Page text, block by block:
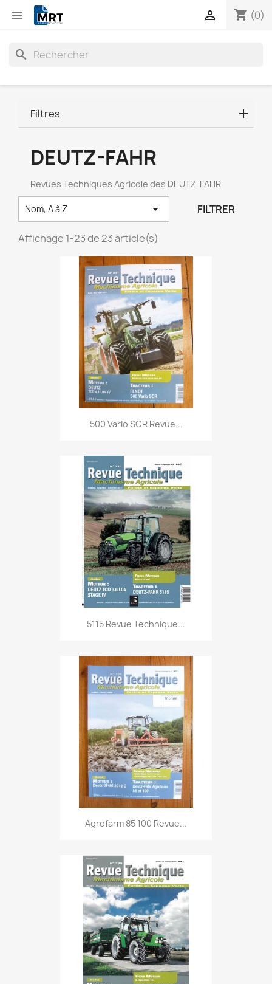
 shopping_cart (0)

search
Filtres
DEUTZ-FAHR
Revues Techniques Agricole des DEUTZ-FAHR
Nom, A à Z  FILTRER
Affichage 1-23 de 23 article(s)
500 Vario SCR Revue...
5115 Revue Technique...
Agrofarm 85 100 Revue...